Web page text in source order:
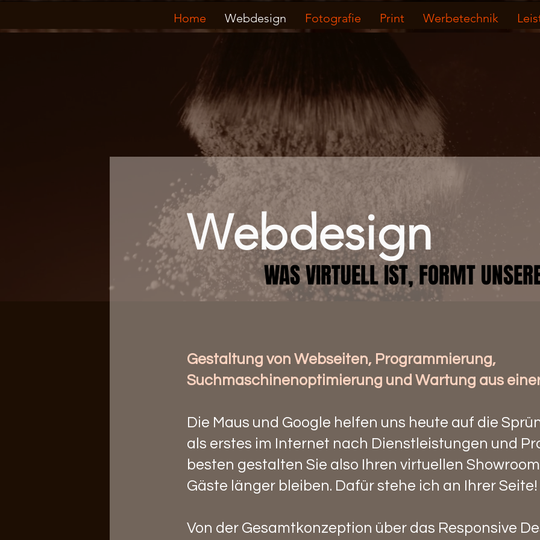
Home Webdesign Fotografie Print Werbetechnik
Webdesign
WAS VIRTUELL IST, FORMT
WAS VIRTUELL IST, FORMT
Gestaltung von Webseiten, Programmierung,
Suchmaschinenoptimierung und Wartung aus
Die Maus und Google helfen uns heute auf die
als erstes im Internet nach Dienstleistungen und
besten gestalten Sie also Ihren virtuellen
Gäste länger bleiben. Dafür stehe ich an Ihrer Seite!
Von der Gesamtkonzeption über das Responsive